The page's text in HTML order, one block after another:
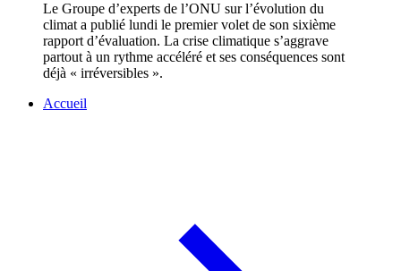
Le Groupe d’experts de l’ONU sur l’évolution du
climat a publié lundi le premier volet de son sixième
rapport d’évaluation. La crise climatique s’aggrave
partout à un rythme accéléré et ses conséquences sont
déjà « irréversibles ».
Accueil